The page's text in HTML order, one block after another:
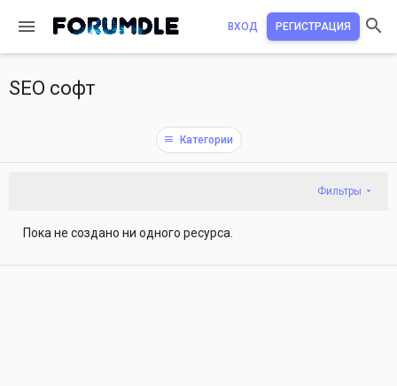
ВХОД РЕГИСТРАЦИЯ
SEO софт
Категории
Фильтры
Пока не создано ни одного ресурса.